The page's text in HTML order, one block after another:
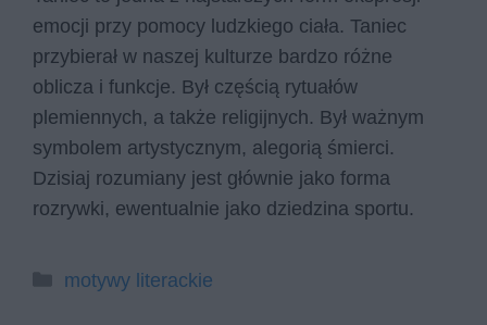
emocji przy pomocy ludzkiego ciała. Taniec
przybierał w naszej kulturze bardzo różne
oblicza i funkcje. Był częścią rytuałów
plemiennych, a także religijnych. Był ważnym
symbolem artystycznym, alegorią śmierci.
Dzisiaj rozumiany jest głównie jako forma
rozrywki, ewentualnie jako dziedzina sportu.
Kategorie
motywy literackie